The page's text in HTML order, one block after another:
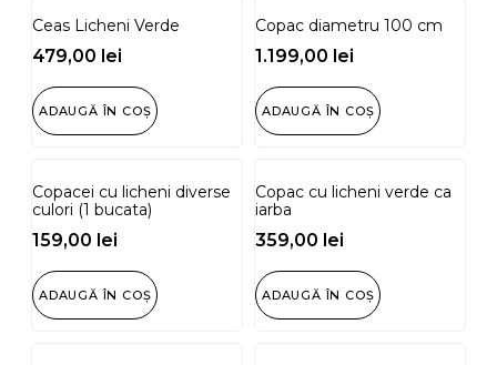
Ceas Licheni Verde
479,00 lei
ADAUGĂ ÎN COȘ
Copac diametru 100 cm
1.199,00 lei
ADAUGĂ ÎN COȘ
Copacei cu licheni diverse
culori (1 bucata)
159,00 lei
ADAUGĂ ÎN COȘ
Copac cu licheni verde ca
iarba
359,00 lei
ADAUGĂ ÎN COȘ